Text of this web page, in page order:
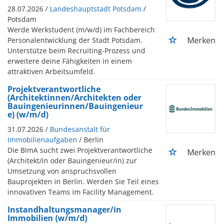
28.07.2026 / Landeshauptstadt Potsdam /
Potsdam
Werde Werkstudent (m/w/d) im Fachbereich
Personalentwicklung der Stadt Potsdam.
Unterstütze beim Recruiting-Prozess und
erweitere deine Fähigkeiten in einem
attraktiven Arbeitsumfeld.
Merken
Projektverantwortliche
(Architektinnen/Architekten oder
Bauingenieurinnen/Bauingenieur
e) (w/m/d)
31.07.2026 / Bundesanstalt für
Immobilienaufgaben / Berlin
Die BImA sucht zwei Projektverantwortliche
(Architekt/in oder Bauingenieur/in) zur
Umsetzung von anspruchsvollen
Bauprojekten in Berlin. Werden Sie Teil eines
innovativen Teams im Facility Management.
Merken
Instandhaltungsmanager/in
Immobilien (w/m/d)